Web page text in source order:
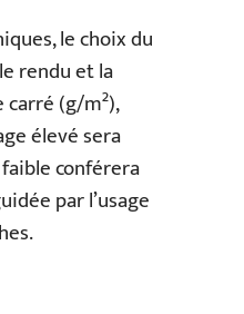
le choix du
rendu et la
(g/m²),
élevé sera
conférera
par l’usage